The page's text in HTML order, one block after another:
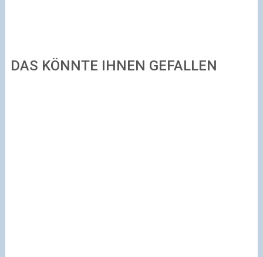
DAS KÖNNTE IHNEN GEFALLEN